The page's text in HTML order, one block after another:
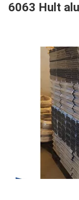
6063 Hult